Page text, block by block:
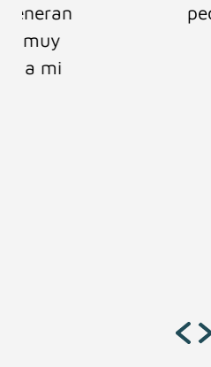
pediatra
Lucero